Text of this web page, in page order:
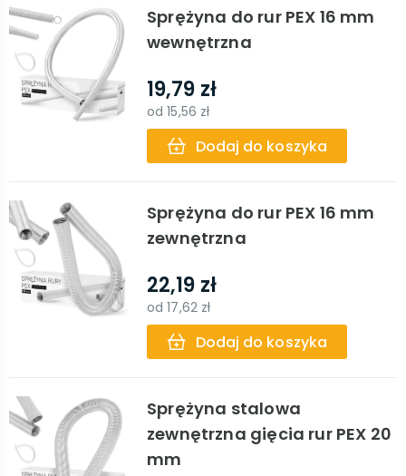
Sprężyna do rur PEX 16 mm
wewnętrzna
19,79 zł
od15,56 zł
Dodaj do koszyka
Sprężyna do rur PEX 16 mm
zewnętrzna
22,19 zł
od17,62 zł
Dodaj do koszyka
Sprężyna stalowa
zewnętrzna gięcia rur PEX 20
mm